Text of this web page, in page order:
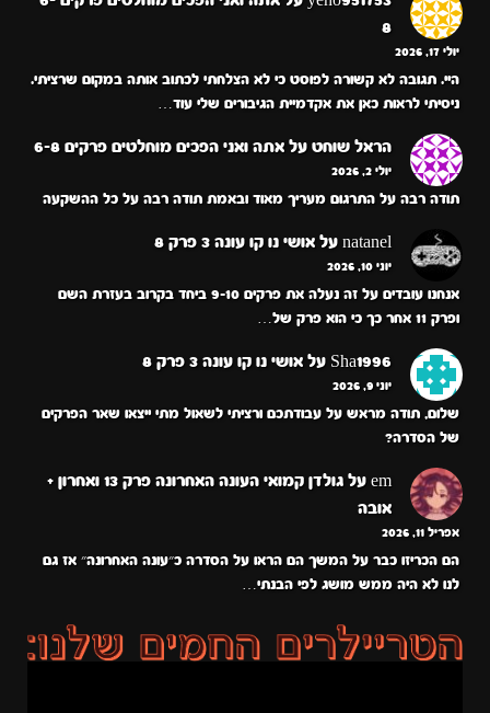
8
יולי 17, 2026
היי. תגובה לא קשורה לפוסט כי לא הצלחתי לכתוב אותה במקום שרציתי.
ניסיתי לראות כאן את אקדמיית הגיבורים שלי עוד…
הראל שוחט על אתה ואני הפכים מוחלטים פרקים 6-8
יולי 2, 2026
תודה רבה על התרגום מעריך מאוד ובאמת תודה רבה על כל ההשקעה
natanel על אושי נו קו עונה 3 פרק 8
יוני 10, 2026
אנחנו עובדים על זה נעלה את פרקים 9-10 ביחד בקרוב בעזרת השם
ופרק 11 אחר כך כי הוא פרק של…
Sha1996 על אושי נו קו עונה 3 פרק 8
יוני 9, 2026
שלום, תודה מראש על עבודתכם ורציתי לשאול מתי ייצאו שאר הפרקים
של הסדרה?
em על
גולדן קמואי העונה האחרונה פרק 13 ואחרון +
אובה
אפריל 11, 2026
הם הכריזו כבר על המשך הם הראו על הסדרה כ״עונה האחרונה״ אז גם
לנו לא היה ממש מושג לפי הבנתי…